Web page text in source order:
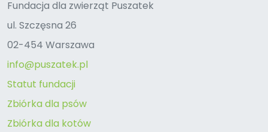
Fundacja dla zwierząt Puszatek
ul. Szczęsna 26
02-454 Warszawa
info@puszatek.pl
Statut fundacji
Zbiórka dla psów
Zbiórka dla kotów